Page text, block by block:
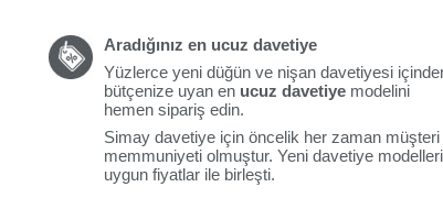
Aradığınız en ucuz davetiye
Yüzlerce yeni düğün ve nişan davetiyesi
bütçenize uyan en ucuz davetiye modelini
hemen sipariş edin.
Simay davetiye için öncelik her zaman müşteri
memmuniyeti olmuştur. Yeni davetiye modelleri
uygun fiyatlar ile birleşti.